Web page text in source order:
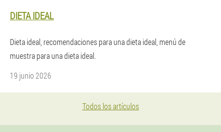
DIETA IDEAL
Dieta ideal, recomendaciones para una dieta ideal, menú de
muestra para una dieta ideal.
19 junio 2026
Todos los artículos